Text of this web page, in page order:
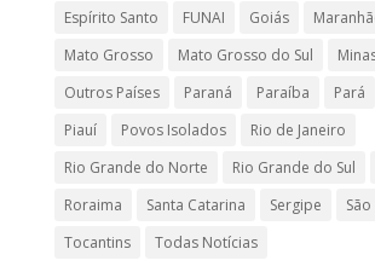
Espírito Santo
FUNAI Goiás
Mato Grosso
Mato Grosso do Sul
Outros Países
Paraná Paraíba Pará
Piauí
Povos Isolados
Rio de Janeiro
Rio Grande do Norte
Rio Grande do Sul
Roraima
Santa Catarina Sergipe
Tocantins
Todas Notícias